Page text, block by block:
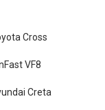
Cross
VF8
Creta